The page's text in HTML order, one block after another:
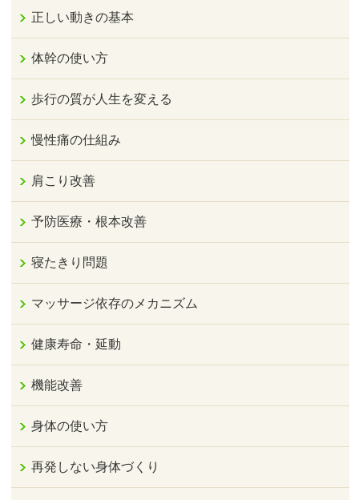
正しい動きの基本
体幹の使い方
歩行の質が人生を変える
慢性痛の仕組み
肩こり改善
予防医療・根本改善
寝たきり問題
マッサージ依存のメカニズム
健康寿命・延動
機能改善
身体の使い方
再発しない身体づくり